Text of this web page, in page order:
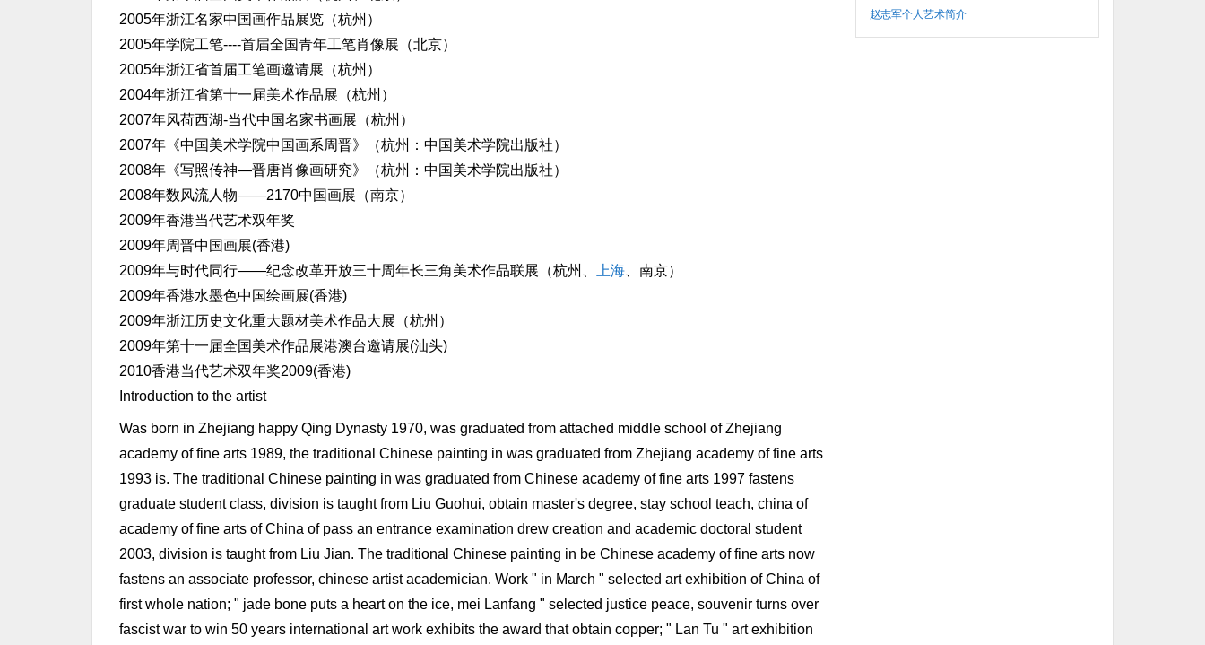
赵志军个人艺术简介
2005年浙江名家中国画作品展览（杭州）
2005年学院工笔----首届全国青年工笔肖像展（北京）
2005年浙江省首届工笔画邀请展（杭州）
2004年浙江省第十一届美术作品展（杭州）
2007年风荷西湖-当代中国名家书画展（杭州）
2007年《中国美术学院中国画系周晋》（杭州：中国美术学院出版社）
2008年《写照传神—晋唐肖像画研究》（杭州：中国美术学院出版社）
2008年数风流人物——2170中国画展（南京）
2009年香港当代艺术双年奖
2009年周晋中国画展(香港)
2009年与时代同行——纪念改革开放三十周年长三角美术作品联展（杭州、
上海 、南京）
2009年香港水墨色中国绘画展(香港)
2009年浙江历史文化重大题材美术作品大展（杭州）
2009年第十一届全国美术作品展港澳台邀请展(汕头)
2010香港当代艺术双年奖2009(香港)
Introduction to the artist
Was born in Zhejiang happy Qing Dynasty 1970, was graduated from attached middle school of Zhejiang
academy of fine arts 1989, the traditional Chinese painting in was graduated from Zhejiang academy of fine arts
1993 is. The traditional Chinese painting in was graduated from Chinese academy of fine arts 1997 fastens
graduate student class, division is taught from Liu Guohui, obtain master's degree, stay school teach, china of
academy of fine arts of China of pass an entrance examination drew creation and academic doctoral student
2003, division is taught from Liu Jian. The traditional Chinese painting in be Chinese academy of fine arts now
fastens an associate professor, chinese artist academician. Work " in March " selected art exhibition of China of
first whole nation; " jade bone puts a heart on the ice, mei Lanfang " selected justice peace, souvenir turns over
fascist war to win 50 years international art work exhibits the award that obtain copper; " Lan Tu " art exhibition